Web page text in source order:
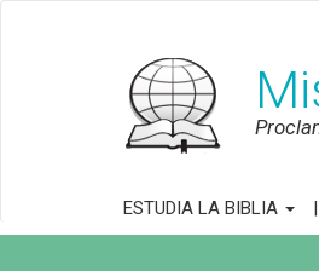
ESTUDIA LA BIBLIA